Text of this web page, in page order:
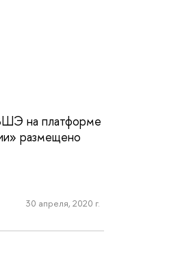
на платформе
размещено
30 апреля, 2020 г.